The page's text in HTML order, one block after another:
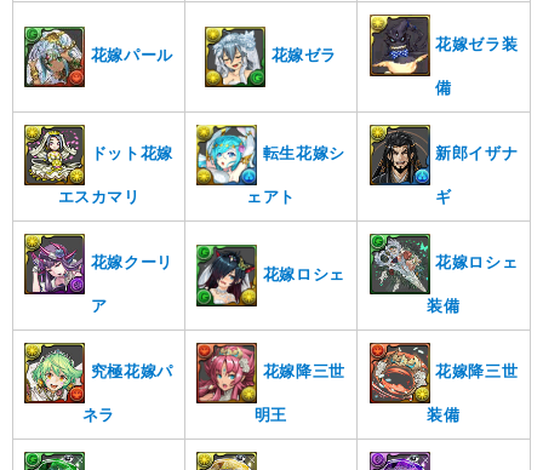
花嫁パール 花嫁ゼラ
花嫁ゼラ装
備
ドット花嫁
エスカマリ
転生花嫁シ
ェアト
新郎イザナ
ギ
花嫁クーリ
ア
花嫁ロシェ
花嫁ロシェ
装備
究極花嫁パ
ネラ
花嫁降三世
明王
花嫁降三世
装備